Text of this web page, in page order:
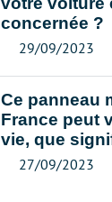
concernée ?
29/09/2023
Ce panneau
France peut
vie, que
27/09/2023